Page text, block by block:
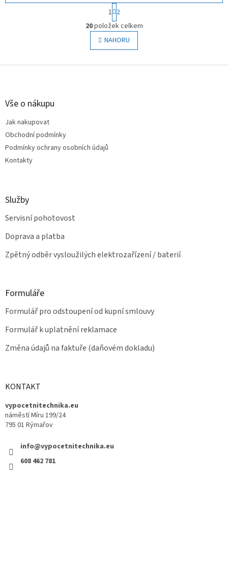
O
v
l
á
S
t
r
á
n
k
v
1 2
20položek celkem
NAHORU
Z
Vše o nákupu
Jak nakupovat
Obchodní podmínky
Podmínky ochrany osobních údajů
Kontakty
Služby
Servisní pohotovost
Doprava a platba
Zpětný odběr vysloužilých elektrozařízení / baterií
Formuláře
Formulář pro odstoupení od kupní smlouvy
Formulář k uplatnění reklamace
Změna údajů na faktuře (daňovém dokladu)
KONTAKT
vypocetnitechnika.eu
náměstí Míru 199/24
795 01 Rýmařov
info@vypocetnitechnika.eu
608 462 781